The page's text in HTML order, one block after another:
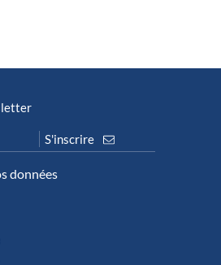
données